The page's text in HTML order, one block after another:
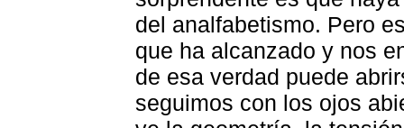
del analfabetismo. Pero
que ha alcanzado y nos
de esa verdad puede
seguimos con los ojos